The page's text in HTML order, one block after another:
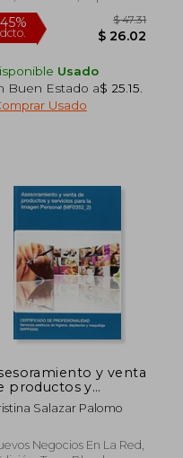
Nuevo
45%
dcto.
Usado
Buen Estado a$ 25.15
Usado
y venta
productos y
para la
personal (
Salazar Palomo
Negocios En La Red,